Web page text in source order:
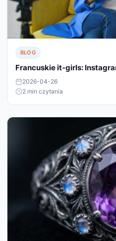
BLOG
Francuskie it-girls:
2026-04-26
2 min czytania